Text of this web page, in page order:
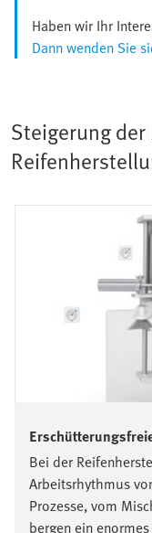
Haben wir Ihr
Dann wenden Sie
Steigerung
Bei der
Arbeitsrhythmus
Prozesse, vom
bergen ein